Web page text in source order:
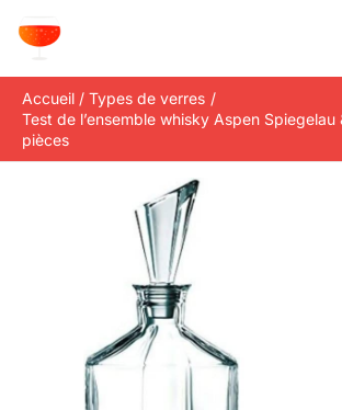
Accueil
Types de verres
Test de l’ensemble whisky Aspen
pièces
e
c
h
e
r